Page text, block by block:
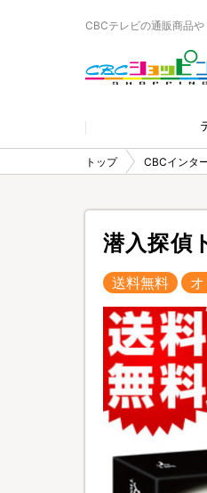
CBCテレビの通販商品
トップ CBCインタ
潜入探偵
送料無料